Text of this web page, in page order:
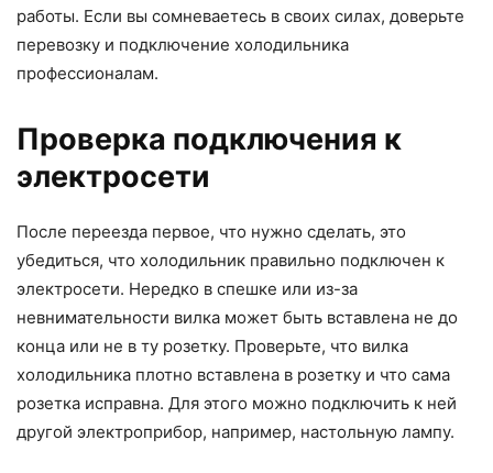
работы. Если вы сомневаетесь в своих силах, доверьте
перевозку и подключение холодильника
профессионалам.
Проверка подключения к
электросети
После переезда первое, что нужно сделать, это
убедиться, что холодильник правильно подключен к
электросети. Нередко в спешке или из-за
невнимательности вилка может быть вставлена не до
конца или не в ту розетку. Проверьте, что вилка
холодильника плотно вставлена в розетку и что сама
розетка исправна. Для этого можно подключить к ней
другой электроприбор, например, настольную лампу.